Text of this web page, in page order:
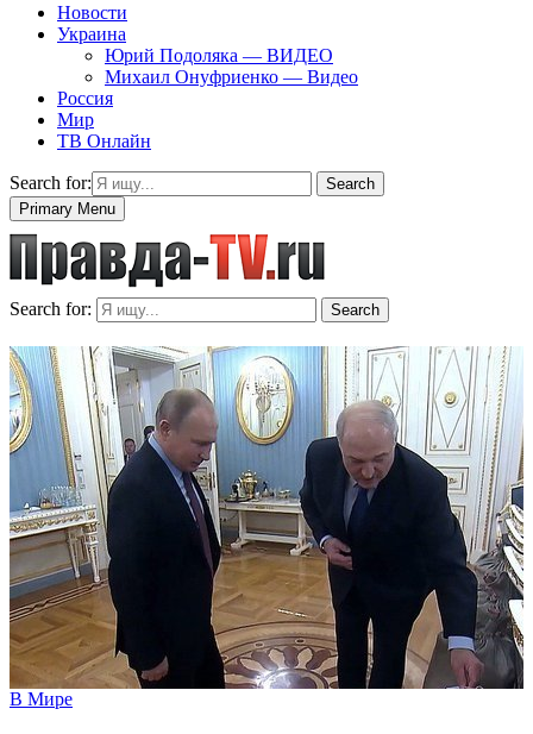
Новости
Украина
Юрий Подоляка — ВИДЕО
Михаил Онуфриенко — Видео
Россия
Мир
ТВ Онлайн
Search for:
Search
Primary Menu
Search for: Search
В Мире